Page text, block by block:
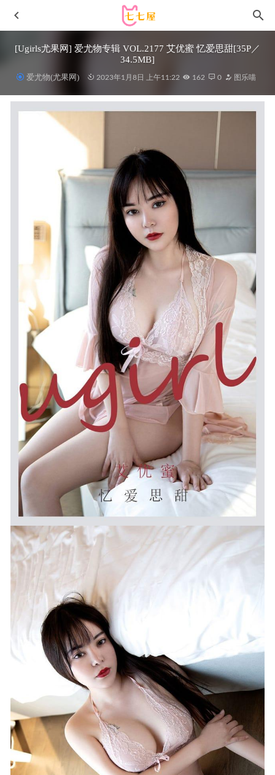
[Ugirls尤果网] 爱尤物专辑 VOL.2177 艾优蜜 忆爱思甜[35P／
34.5MB]
爱尤物(尤果网) 2023年1月8日 上午11:22 162 0 图乐喵
[Xiuren秀人网]2022.10.14 NO.5716 周于希Sally[85+1P／
2023-05-09
日奈娇 – NO.239 楼道保安[167P5V-1.7GB]
[YouMi尤蜜荟]2023.01.13 VOL.890 Carol周妍希[97+1P／
810MB]
[Ugirls尤果网]爱尤物 2021.06.25 No.2117 中田合美子 甜心
预报 [35P]
2023-01-18
[Xiuren秀人网]2024.12.30 NO.9679 Zoe柚柚[82+1P/834MB]
2025-06-28